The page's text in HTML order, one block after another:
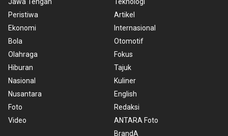
Peristiwa
Ekonomi
Bola
Olahraga
Hiburan
Nasional
Nusantara
Foto
Video
Artikel
Internasional
Otomotif
Fokus
Tajuk
Kuliner
English
Redaksi
ANTARA Foto
BrandA